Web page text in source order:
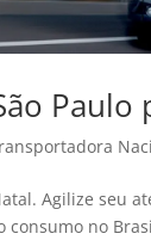
Paulo
Agilize seu
consumo no